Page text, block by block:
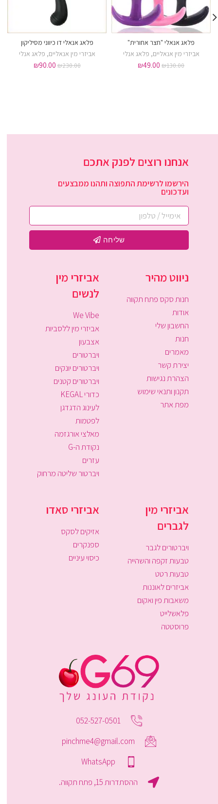
פלאג אנאלי "חצר אחורית"
אביזרי מין אנאליים, פלאג אנלי
₪130.00
₪49.00
פלאג אנאלי דו כיווני מסיליקון
אביזרי מין אנאליים, פלאג אנלי
₪230.00
₪90.00
אנחנו רוצים לפנק אתכם
הירשמו לרשימת התפוצה ותהנו ממבצעים
ועדכונים
שליחה
ניווט מהיר
חנות סקס פתח תקווה
אודות
החשבון שלי
חנות
מאמרים
יצירת קשר
הצהרת נגישות
תקנון ותנאי שימוש
מפת אתר
אביזרי מין
לנשים
We Vibe
אביזרי מין ללסביות
אצבעון
ויברטורים
ויברטורים יונקים
ויברטורים קטנים
כדורי KEGAL
לעינוג הדגדגן
לפטמות
מאלצי אורגזמה
נקודת ה-G
עזרים
ויברטור שליטה מרחוק
אביזרי מין
לגברים
ויברטורים לגבר
טבעות זקפה והשהייה
טבעות רטט
אביזרים לאוננות
משאבות פין ואקום
פלאשלייט
פרוסטטה
אביזרי סאדו
אזיקים לסקס
ספנקרים
כיסוי עיניים
052-527-0501
pinchme4@gmail.com
WhatsApp
ההסתדרות 15, פתח תקווה.